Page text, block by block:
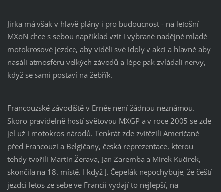
Jirka má však v hlavě plány i pro budoucnost - na letošní
MXoN chce s sebou například vzít i vybrané nadějné mladé
motokrosové jezdce, aby viděli své idoly v akci a hlavně aby
nasáli atmosféru velkých závodů a lépe pak zvládali nervy,
když se sami postaví na žebřík.
Francouzské závodiště v Ernée není žádnou neznámou.
Skoro pravidelně hostí světovou MXGP a v roce 2005 se zde
jel už i motokros národů. Tenkrát zde zvítězili Američané
před Francouzi a Belgičany, česká reprezentace, kterou
tehdy tvořili Martin Žerava, Jan Zaremba a Mirek Kučírek,
skončila na 18. místě. I když J. Čepelák nepochybuje, že čeští
jezdci letos ze sebe ve Francii vydají to nejlepší, na